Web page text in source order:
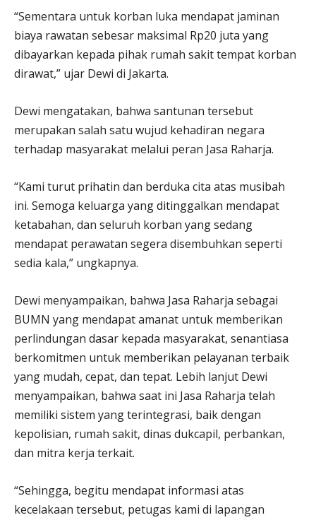
“Sementara untuk korban luka mendapat jaminan
biaya rawatan sebesar maksimal Rp20 juta yang
dibayarkan kepada pihak rumah sakit tempat korban
dirawat,” ujar Dewi di Jakarta.
Dewi mengatakan, bahwa santunan tersebut
merupakan salah satu wujud kehadiran negara
terhadap masyarakat melalui peran Jasa Raharja.
“Kami turut prihatin dan berduka cita atas musibah
ini. Semoga keluarga yang ditinggalkan mendapat
ketabahan, dan seluruh korban yang sedang
mendapat perawatan segera disembuhkan seperti
sedia kala,” ungkapnya.
Dewi menyampaikan, bahwa Jasa Raharja sebagai
BUMN yang mendapat amanat untuk memberikan
perlindungan dasar kepada masyarakat, senantiasa
berkomitmen untuk memberikan pelayanan terbaik
yang mudah, cepat, dan tepat. Lebih lanjut Dewi
menyampaikan, bahwa saat ini Jasa Raharja telah
memiliki sistem yang terintegrasi, baik dengan
kepolisian, rumah sakit, dinas dukcapil, perbankan,
dan mitra kerja terkait.
“Sehingga, begitu mendapat informasi atas
kecelakaan tersebut, petugas kami di lapangan